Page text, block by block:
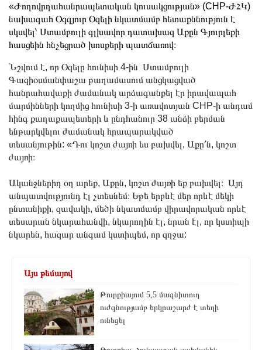
«Ժողովրդահանրապետական կուսակցության» (CHP-ԺՀԿ)
նախագահ Օզգյուր Օզելի նկատմամբ հետաքննություն է
սկսվել՝ Ստամբուլի գլխավոր դատախազ Աքըն Գյուրլեքի
հասցեին հնչեցրած խոսքերի պատճառով։
Նշվում է, որ Օզելը հունիսի 4-ին Ստամբուլի
Գազիօսմանփաշա թաղամասում անցկացված
հանրահավաքի ժամանակ արձագանքել էր իրավապահ
մարմինների կողմից հունիսի 3-ի առավոտյան CHP-ի անդամ
հինգ քաղաքապետերի և ընդհանուր 38 անձի բերման
ենթարկվելու ժամանակ հրապարակված
տեսանյութին: «Դու կոշտ ժայռի ես բախվել, Աքը՛ն, կոշտ
ժայռի։
Ականջներիդ օղ արեք, Աքըն, կոշտ ժայռի եք բախվել։ Այդ
անպատվությունդ էլ չտեսնեմ։ Եթե երբևէ մեր որևէ մեկի
ընտանիքի, զավակի, մեծի նկատմամբ վիրավորական որևէ
տեսարան նկարահանվի, նկարողին էլ, նրան էլ, որ կստիպի
նկարեն, հազար անգամ կստիպեմ, որ զղջա:
Այս թեմայով
Թուրքիայում 5,5 մագնիտուդ
ուժգնությամբ երկրաշարժ է տեղի
ունեցել